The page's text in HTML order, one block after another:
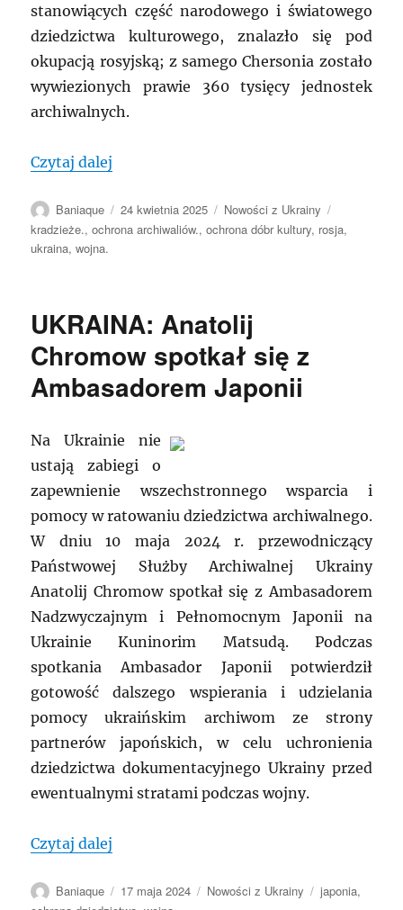
stanowiących część narodowego i światowego
dziedzictwa kulturowego, znalazło się pod
okupacją rosyjską; z samego Chersonia zostało
wywiezionych prawie 360 tysięcy jednostek
archiwalnych.
Czytaj dalej
Autor
Baniaque
Data
publikacji
24 kwietnia 2025 Kategorie
Nowości z Ukrainy
kradzieże.,ochrona archiwaliów.,ochrona dóbr kultury, rosja,
ukraina,wojna.
UKRAINA: Anatolij
Chromow spotkał się z
Ambasadorem Japonii
Na Ukrainie nie
ustają zabiegi o
zapewnienie wszechstronnego wsparcia i
pomocy w ratowaniu dziedzictwa archiwalnego.
W dniu 10 maja 2024 r. przewodniczący
Państwowej Służby Archiwalnej Ukrainy
Anatolij Chromow spotkał się z Ambasadorem
Nadzwyczajnym i Pełnomocnym Japonii na
Ukrainie Kuninorim Matsudą. Podczas
spotkania Ambasador Japonii potwierdził
gotowość dalszego wspierania i udzielania
pomocy ukraińskim archiwom ze strony
partnerów japońskich, w celu uchronienia
dziedzictwa dokumentacyjnego Ukrainy przed
ewentualnymi stratami podczas wojny.
Czytaj dalej
Autor
Baniaque
Data
17 maja 2024 Kategorie
Nowości z Ukrainy Tagi
japonia,